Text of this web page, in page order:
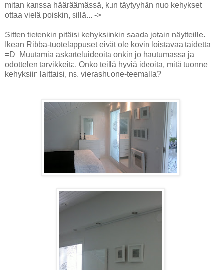
mitan kanssa hääräämässä, kun täytyyhän nuo kehykset
ottaa vielä poiskin, sillä... ->
Sitten tietenkin pitäisi kehyksiinkin saada jotain näytteille.
Ikean Ribba-tuotelappuset eivät ole kovin loistavaa taidetta
=D Muutamia askarteluideoita onkin jo hautumassa ja
odottelen tarvikkeita. Onko teillä hyviä ideoita, mitä tuonne
kehyksiin laittaisi, ns. vierashuone-teemalla?